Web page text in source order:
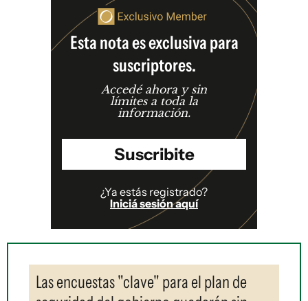
Esta nota es exclusiva para
suscriptores.
Accedé ahora y sin
límites a toda la
información.
Suscribite
¿Ya estás registrado?
Iniciá sesión aquí
Las encuestas "clave" para el plan de